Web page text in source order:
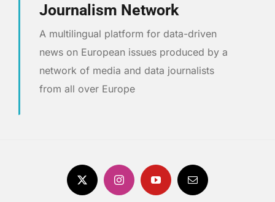
Journalism Network
A multilingual platform for data-driven
news on European issues produced by a
network of media and data journalists
from all over Europe